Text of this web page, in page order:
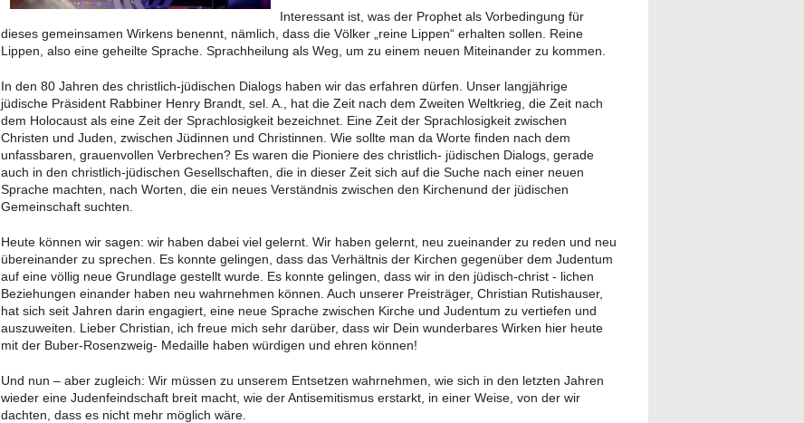
Interessant ist, was der Prophet als Vorbedingung für
dieses gemeinsamen Wirkens benennt, nämlich, dass die Völker „reine Lippen“ erhalten sollen. Reine
Lippen, also eine geheilte Sprache. Sprachheilung als Weg, um zu einem neuen Miteinander zu kommen.
In den 80 Jahren des christlich-jüdischen Dialogs haben wir das erfahren dürfen. Unser langjährige
jüdische Präsident Rabbiner Henry Brandt, sel. A., hat die Zeit nach dem Zweiten Weltkrieg, die Zeit nach
dem Holocaust als eine Zeit der Sprachlosigkeit bezeichnet. Eine Zeit der Sprachlosigkeit zwischen
Christen und Juden, zwischen Jüdinnen und Christinnen. Wie sollte man da Worte finden nach dem
unfassbaren, grauenvollen Verbrechen? Es waren die Pioniere des christlich- jüdischen Dialogs, gerade
auch in den christlich-jüdischen Gesellschaften, die in dieser Zeit sich auf die Suche nach einer neuen
Sprache machten, nach Worten, die ein neues Verständnis zwischen den Kirchenund der jüdischen
Gemeinschaft suchten.
Heute können wir sagen: wir haben dabei viel gelernt. Wir haben gelernt, neu zueinander zu reden und neu
übereinander zu sprechen. Es konnte gelingen, dass das Verhältnis der Kirchen gegenüber dem Judentum
auf eine völlig neue Grundlage gestellt wurde. Es konnte gelingen, dass wir in den jüdisch-christ - lichen
Beziehungen einander haben neu wahrnehmen können. Auch unserer Preisträger, Christian Rutishauser,
hat sich seit Jahren darin engagiert, eine neue Sprache zwischen Kirche und Judentum zu vertiefen und
auszuweiten. Lieber Christian, ich freue mich sehr darüber, dass wir Dein wunderbares Wirken hier heute
mit der Buber-Rosenzweig- Medaille haben würdigen und ehren können!
Und nun – aber zugleich: Wir müssen zu unserem Entsetzen wahrnehmen, wie sich in den letzten Jahren
wieder eine Judenfeindschaft breit macht, wie der Antisemitismus erstarkt, in einer Weise, von der wir
dachten, dass es nicht mehr möglich wäre.